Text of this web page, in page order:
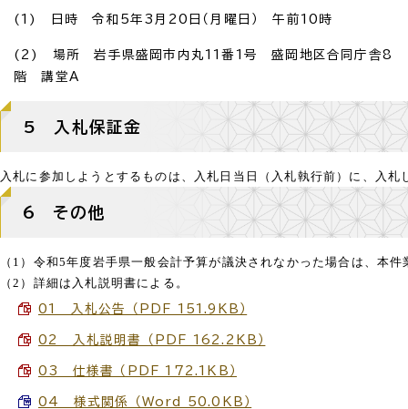
(1) 日時 令和5年3月20日（月曜日） 午前10時
(2) 場所 岩手県盛岡市内丸11番1号 盛岡地区合同庁舎8
階 講堂A
5 入札保証金
入札に参加しようとするものは、入札日当日（入札執行前）に、入
6 その他
（2）詳細は入札説明書による。
01 入札公告 （PDF 151.9KB）
02 入札説明書 （PDF 162.2KB）
03 仕様書 （PDF 172.1KB）
04 様式関係 （Word 50.0KB）